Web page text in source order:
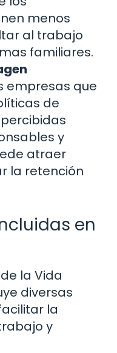
menos
al trabajo
familiares.
empresas que
de
y
atraer
la retención
en
la Vida
diversas
la
y